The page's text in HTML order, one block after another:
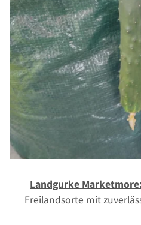
Landgurke
Freilandsorte mit